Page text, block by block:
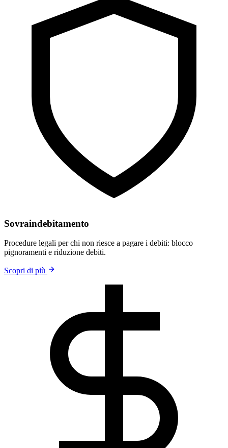
Sovraindebitamento
Procedure legali per chi non riesce a pagare i debiti: blocco
pignoramenti e riduzione debiti.
Scopri di più